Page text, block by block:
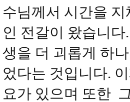
수님께서 시간을
인 전갈이 왔습니
생을 더 괴롭게 하
었다는 것입니다.
요가 있으며 또한